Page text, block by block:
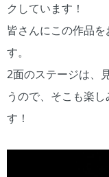
クしています！
皆さんにこの作品
す。
2面のステージは、
うので、そこも楽
す！